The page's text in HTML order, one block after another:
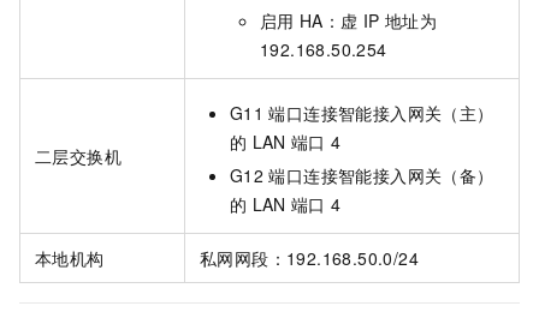
启用 HA：虚 IP 地址为
192.168.50.254
二层交换机
G11 端口连接智能接入网关（主）
的 LAN 端口 4
G12 端口连接智能接入网关（备）
的 LAN 端口 4
本地机构 私网网段：192.168.50.0/24